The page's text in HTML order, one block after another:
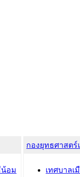
น้อม
กองยุทธศาสต
เทศบาลเ